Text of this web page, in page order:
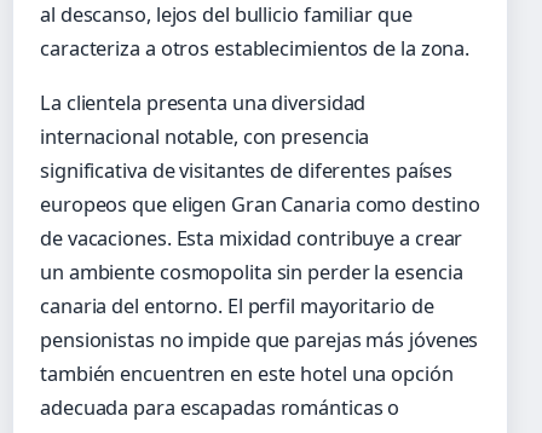
al descanso, lejos del bullicio familiar que
caracteriza a otros establecimientos de la zona.
La clientela presenta una diversidad
internacional notable, con presencia
significativa de visitantes de diferentes países
europeos que eligen Gran Canaria como destino
de vacaciones. Esta mixidad contribuye a crear
un ambiente cosmopolita sin perder la esencia
canaria del entorno. El perfil mayoritario de
pensionistas no impide que parejas más jóvenes
también encuentren en este hotel una opción
adecuada para escapadas románticas o